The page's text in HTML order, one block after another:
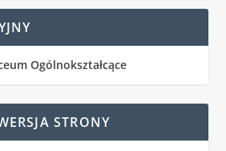
Ogólnokształcące
STRONY